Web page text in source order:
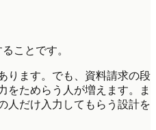
ことです。
ります。でも、資料請求の段
をためらう人が増えます。ま
人だけ入力してもらう設計を